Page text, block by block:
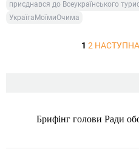
приєднався до Всеукраїнського
УкраїгаМоїмиОчима
1 2 НАСТУПНА
Брифінг голови Ради